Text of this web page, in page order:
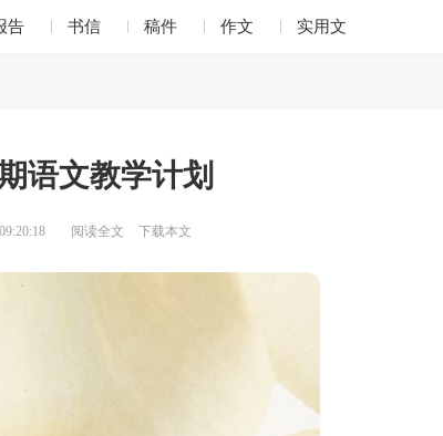
告 书信 稿件 作文 实用文
语文教学计划
阅读全文 下载本文